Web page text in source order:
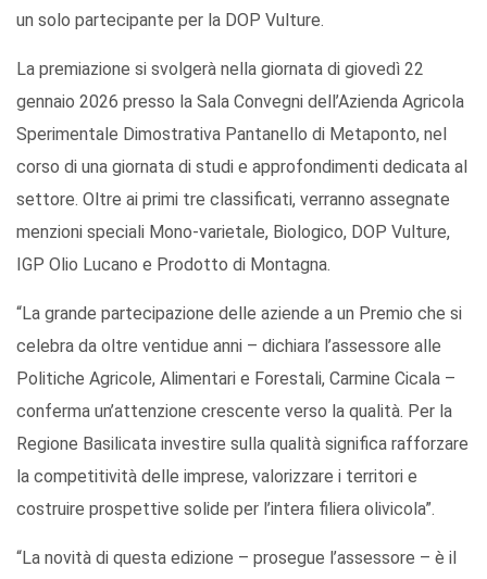
un solo partecipante per la DOP Vulture.
La premiazione si svolgerà nella giornata di giovedì 22
gennaio 2026 presso la Sala Convegni dell’Azienda Agricola
Sperimentale Dimostrativa Pantanello di Metaponto, nel
corso di una giornata di studi e approfondimenti dedicata al
settore. Oltre ai primi tre classificati, verranno assegnate
menzioni speciali Mono-varietale, Biologico, DOP Vulture,
IGP Olio Lucano e Prodotto di Montagna.
“La grande partecipazione delle aziende a un Premio che si
celebra da oltre ventidue anni – dichiara l’assessore alle
Politiche Agricole, Alimentari e Forestali, Carmine Cicala –
conferma un’attenzione crescente verso la qualità. Per la
Regione Basilicata investire sulla qualità significa rafforzare
la competitività delle imprese, valorizzare i territori e
costruire prospettive solide per l’intera filiera olivicola”.
“La novità di questa edizione – prosegue l’assessore – è il